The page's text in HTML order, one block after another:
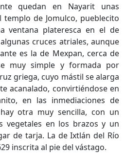
quedan en Nayarit unas
de Jomulco, pueblecito
ventana plateresca en el de
cruces atriales, aunque
es la de Mexpan, cerca de
muy simple y formada por
griega, cuyo mástil se alarga
acanalado, convirtiéndose en
en las inmediaciones de
otra muy sencilla, con un
vegetales en los brazos y un
de tarja. La de Ixtlán del Río
inscrita al pie del vástago.